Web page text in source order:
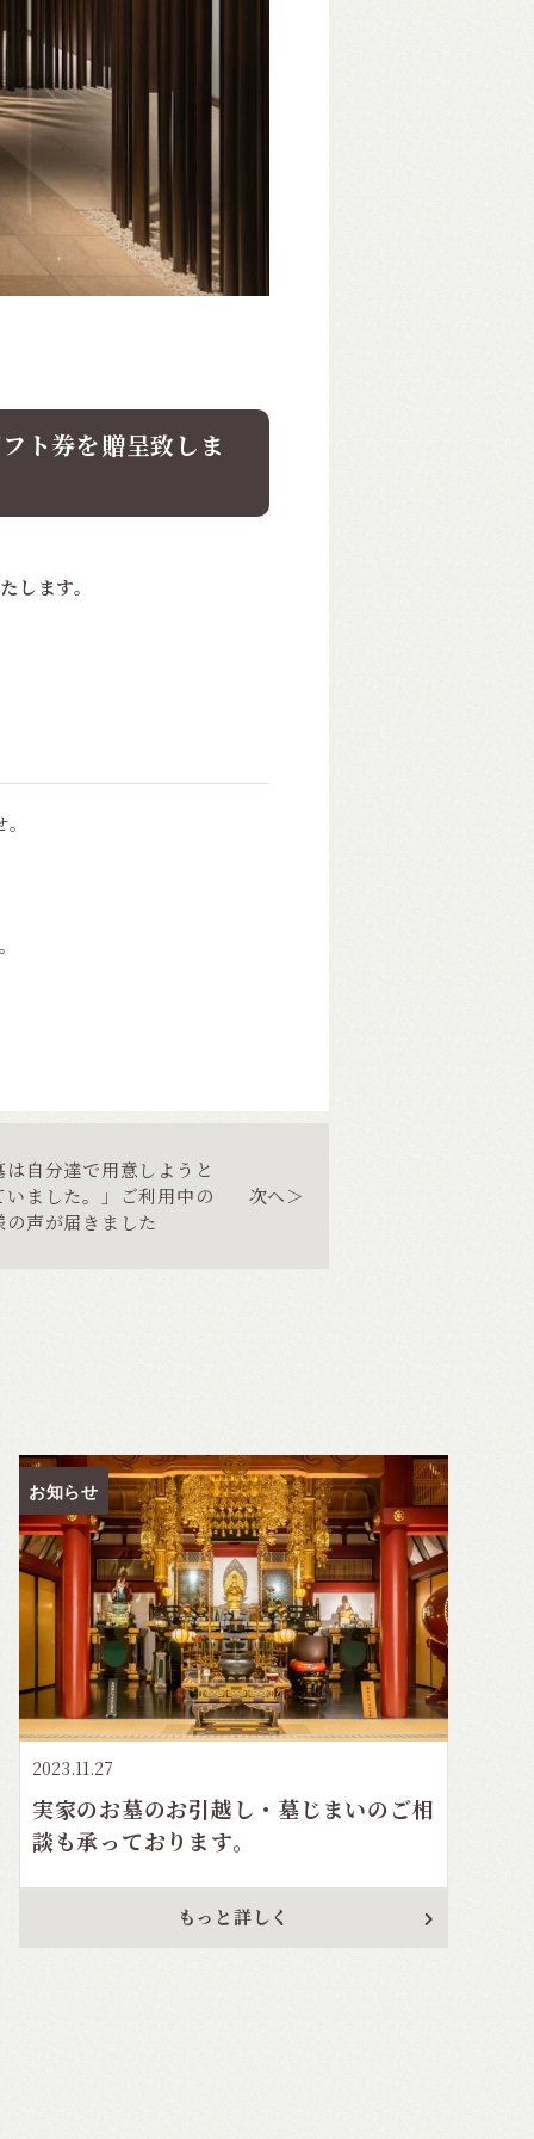
ト券を贈呈致しま
ます。
は自分達で用意しようと
いました。」ご利用中の
の声が届きました
次へ＞
お知らせ
2023.11.27
実家のお墓のお引越し・墓じまいのご相
談も承っております。
もっと詳しく